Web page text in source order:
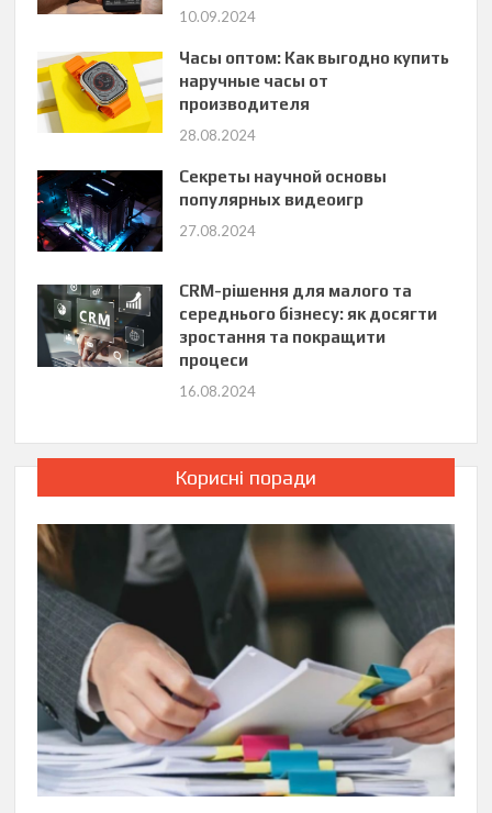
10.09.2024
Часы оптом: Как выгодно купить
наручные часы от
производителя
28.08.2024
Секреты научной основы
популярных видеоигр
27.08.2024
CRM-рішення для малого та
середнього бізнесу: як досягти
зростання та покращити
процеси
16.08.2024
Корисні поради